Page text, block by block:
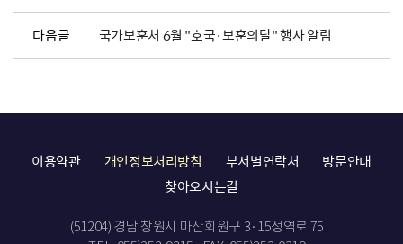
다음글 국가보훈처 6월 "호국·보훈의달" 행사 알림
이용약관 개인정보처리방침 부서별연락처
방문안내
찾아오시는길
(51204) 경남 창원시 마산회원구 3·15성역로 75